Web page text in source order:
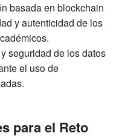
basada en blockchain
y autenticidad de los
seguridad de los datos
el uso de
para el Reto